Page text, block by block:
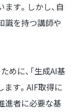
す。しかし、自
識を持つ講師や
めに、「生成AI基
ます。AIF取得に
進者に必要な基